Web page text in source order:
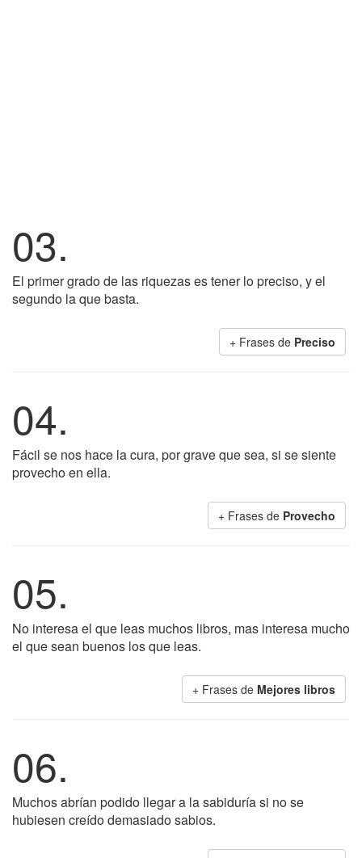
03.
El primer grado de las riquezas es tener lo preciso, y el
segundo la que basta.
+ Frases de Preciso
04.
Fácil se nos hace la cura, por grave que sea, si se siente
provecho en ella.
+ Frases de Provecho
05.
No interesa el que leas muchos libros, mas interesa mucho
el que sean buenos los que leas.
+ Frases de Mejores libros
06.
Muchos abrían podido llegar a la sabiduría si no se
hubiesen creído demasiado sabios.